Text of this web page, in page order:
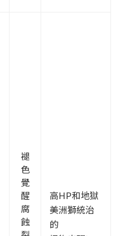
褪
色
覺
醒
腐
蝕
高HP和地獄
美洲獅統治
的